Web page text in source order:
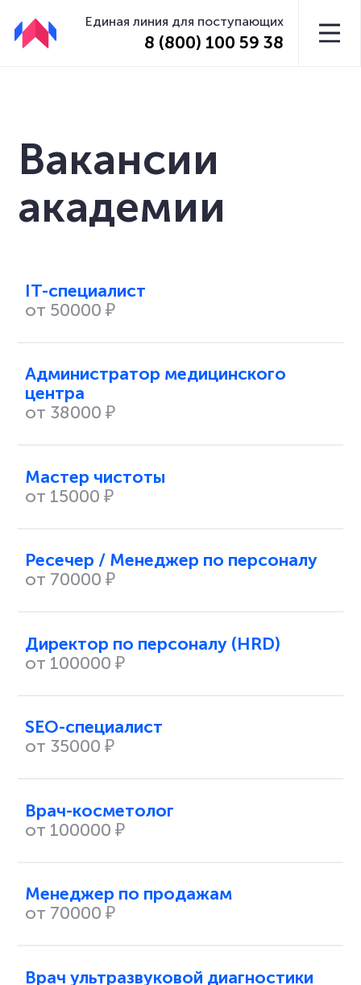
Единая линия для поступающих
8 (800) 100 59 38
Вакансии
академии
IT-специалист
от 50000 ₽
Администратор медицинского
центра
от 38000 ₽
Мастер чистоты
от 15000 ₽
Ресечер / Менеджер по персоналу
от 70000 ₽
Директор по персоналу (HRD)
от 100000 ₽
SEO-специалист
от 35000 ₽
Врач-косметолог
от 100000 ₽
Менеджер по продажам
от 70000 ₽
Врач ультразвуковой диагностики